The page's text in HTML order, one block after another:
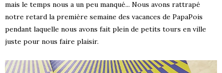
mais le temps nous a un peu manqué... Nous avons rattrapé
notre retard la première semaine des vacances de PapaPois
pendant laquelle nous avons fait plein de petits tours en ville
juste pour nous faire plaisir.
!